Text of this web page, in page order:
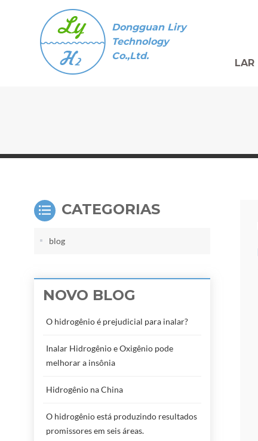
Dongguan Liry
Technology
Co.,Ltd.
LAR
CATEGORIAS
blog
NOVO BLOG
O hidrogênio é prejudicial para inalar?
Inalar Hidrogênio e Oxigênio pode
melhorar a insônia
Hidrogênio na China
O hidrogênio está produzindo resultados
promissores em seis áreas.